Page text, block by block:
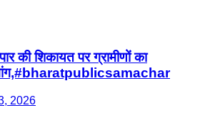
की शिकायत पर ग्रामीणों का
मांग,#bharatpublicsamachar
2026